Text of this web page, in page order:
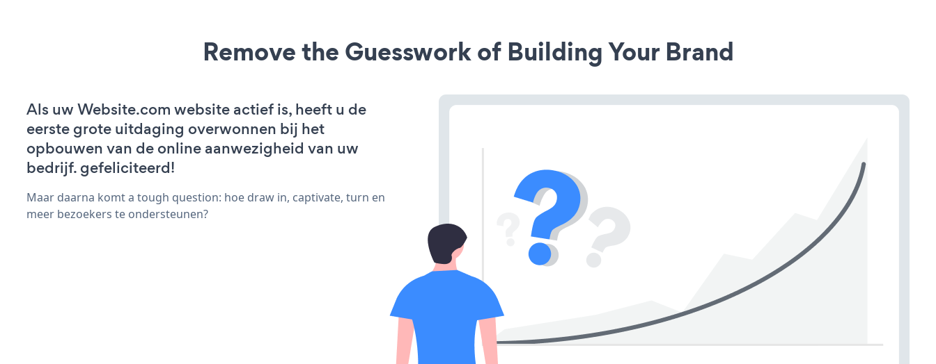
Remove the Guesswork of Building Your Brand
Als uw Website.com website actief is, heeft u de
eerste grote uitdaging overwonnen bij het
opbouwen van de online aanwezigheid van uw
bedrijf. gefeliciteerd!
Maar daarna komt a tough question: hoe draw in, captivate, turn en
meer bezoekers te ondersteunen?